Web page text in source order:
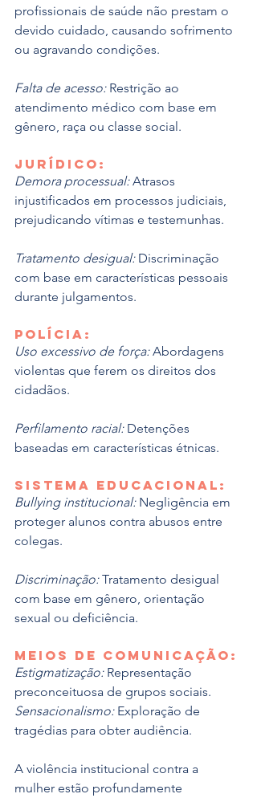
profissionais de saúde não prestam o
devido cuidado, causando sofrimento
ou agravando condições.
Falta de acesso: Restrição ao
atendimento médico com base em
gênero, raça ou classe social.
Jurídico:
Demora processual: Atrasos
injustificados em processos judiciais,
prejudicando vítimas e testemunhas.
Tratamento desigual: Discriminação
com base em características pessoais
durante julgamentos.
Polícia:
Uso excessivo de força: Abordagens
violentas que ferem os direitos dos
cidadãos.
Perfilamento racial: Detenções
baseadas em características étnicas.
Sistema educacional:
Bullying institucional: Negligência em
proteger alunos contra abusos entre
colegas.
Discriminação: Tratamento desigual
com base em gênero, orientação
sexual ou deficiência.
Meios de comunicação:
Estigmatização: Representação
preconceituosa de grupos sociais.
Sensacionalismo: Exploração de
tragédias para obter audiência.
A violência institucional contra a
mulher estão profundamente